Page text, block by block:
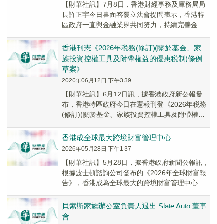
【財華社訊】7月8日，香港財經事務及庫務局局
長許正宇今日書面答覆立法會提問表示，香港特
區政府一直與金融業界共同努力，持續完善金融
深化與各...
香港刊憲《2026年税務(修訂)(關於基金、家
族投資控權工具及附帶權益的優惠税制)條例
草案》
2026年06月12日 下午3:39
【財華社訊】6月12日訊，據香港政府新公報發
布，香港特區政府今日在憲報刊登《2026年税務
(修訂)(關於基金、家族投資控權工具及附帶權益
香港成全球最大跨境財富管理中心
2026年05月28日 下午1:37
【財華社訊】5月28日，據香港政府新聞公報訊，
根據波士頓諮詢公司發布的《2026年全球財富報
告》，香港成為全球最大的跨境財富管理中心。
貝索斯家族辦公室負責人退出 Slate Auto 董事
會